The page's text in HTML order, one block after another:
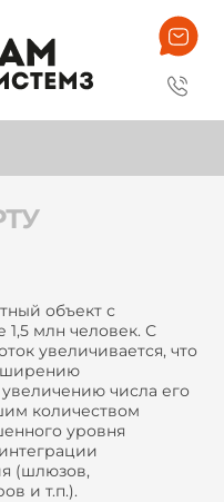
объект с
млн человек. С
увеличивается, что
числа его
количеством
уровня
(шлюзов,
и т.п.).